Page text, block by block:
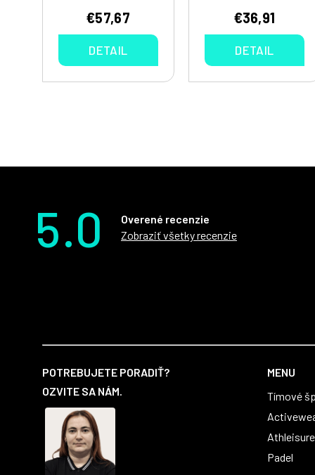
€57,67
DETAIL
€36,91
DETAIL
5.0
Overené recenzie
Zobraziť všetky recenzie
POTREBUJETE PORADIŤ?
OZVITE SA NÁM.
MENU
Tímové
Athleisure
Padel